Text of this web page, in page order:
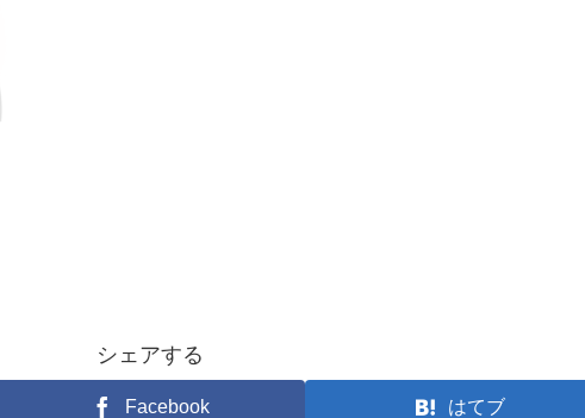
シェアする
Facebook はてブ